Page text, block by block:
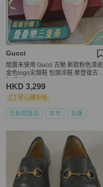
Gucci
閒置未使用 Gucci 古馳 新款粉色漆皮
金色logo尖頭鞋 包頭涼鞋 摩登復古 上
HKD 3,299
安心購折抵
近新閒置品 本地 免運